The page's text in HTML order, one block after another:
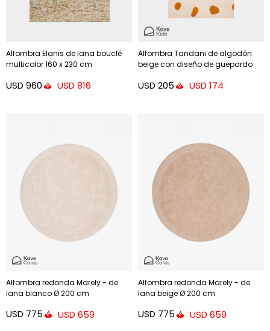
Alfombra Elanis de lana bouclé
multicolor 160 x 230 cm
USD 960 USD 816
Alfombra Tandani de algodón
beige con diseño de guepardo
USD 205 USD 174
Alfombra redonda Marely - de
lana blanco Ø 200 cm
USD 775 USD 659
Alfombra redonda Marely - de
lana beige Ø 200 cm
USD 775 USD 659